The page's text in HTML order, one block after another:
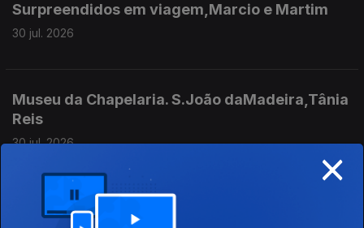
Surpreendidos em viagem,Marcio e Martim
30 jul. 2026
Museu da Chapelaria. S.João daMadeira,Tânia
Reis
30 jul. 2026
Mudou-se com a familia para Bragança-nova
×